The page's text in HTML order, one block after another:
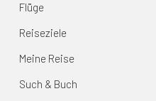
Flüge
Reiseziele
Meine Reise
Such & Buch